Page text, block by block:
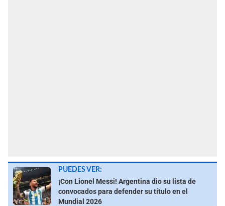
PUEDES VER:
¡Con Lionel Messi! Argentina dio su lista de
convocados para defender su título en el
Mundial 2026